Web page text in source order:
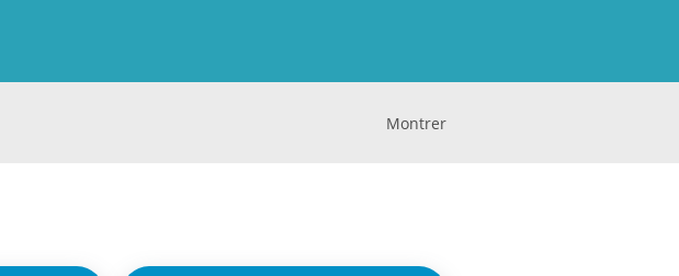
Montrer